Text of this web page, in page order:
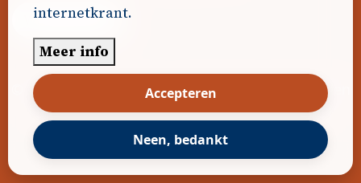
Word Partner!
© 2026 Editiepajot.com|Algemene voorwaarden
|Disclaimer|Privacybeleid|Cookiebeleid|
Gerealiseerd doorDavidHosse.net
internetkrant.
Meer info
Accepteren
Neen, bedankt